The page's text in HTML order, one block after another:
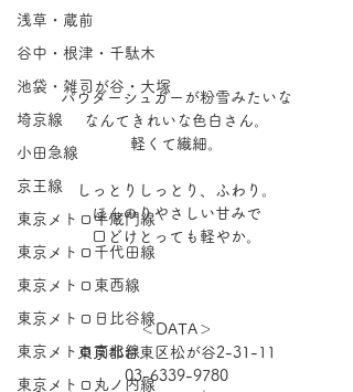
浅草・蔵前
谷中・根津・千駄木
池袋・雑司が谷・大塚
埼京線
小田急線
京王線
東京メトロ半蔵門線
東京メトロ千代田線
東京メトロ東西線
東京メトロ日比谷線
東京メトロ南北線
東京メトロ丸ノ内線
パウダーシュガーが粉雪みたいな
なんてきれいな色白さん。
軽くて繊細。
しっとりしっとり、ふわり。
ほんのりやさしい甘みで
口どけとっても軽やか。
＜DATA＞
東京都台東区松が谷2-31-11
03-6339-9780